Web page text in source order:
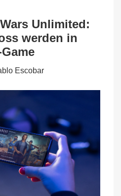
Unlimited:
werden in
Escobar